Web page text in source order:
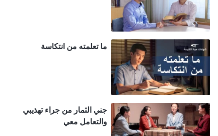
ما تعلمته من انتكاسة
جني الثمار من جراء تهذيبي
والتعامل معي